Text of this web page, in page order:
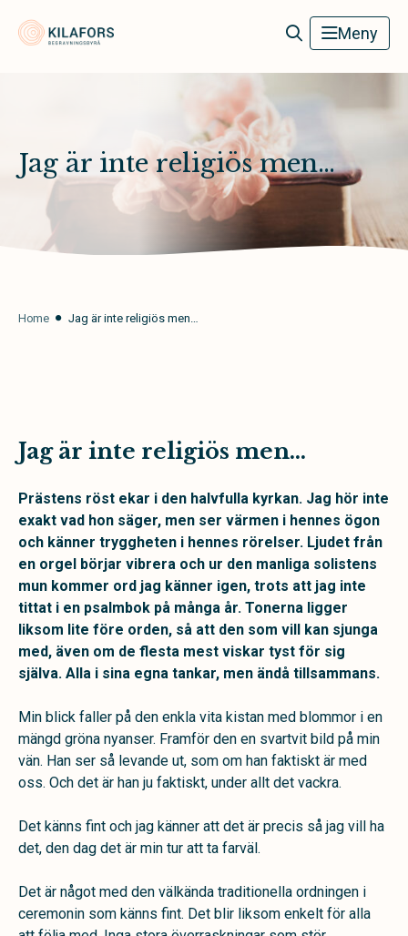
Kilafors Begravningsbyrå Meny
Jag är inte religiös men…
Home Jag är inte religiös men…
Jag är inte religiös men…
Prästens röst ekar i den halvfulla kyrkan. Jag hör inte
exakt vad hon säger, men ser värmen i hennes ögon
och känner tryggheten i hennes rörelser. Ljudet från
en orgel börjar vibrera och ur den manliga solistens
mun kommer ord jag känner igen, trots att jag inte
tittat i en psalmbok på många år. Tonerna ligger
liksom lite före orden, så att den som vill kan sjunga
med, även om de flesta mest viskar tyst för sig
själva. Alla i sina egna tankar, men ändå tillsammans.
Min blick faller på den enkla vita kistan med blommor i en
mängd gröna nyanser. Framför den en svartvit bild på min
vän. Han ser så levande ut, som om han faktiskt är med
oss. Och det är han ju faktiskt, under allt det vackra.
Det känns fint och jag känner att det är precis så jag vill ha
det, den dag det är min tur att ta farväl.
Det är något med den välkända traditionella ordningen i
ceremonin som känns fint. Det blir liksom enkelt för alla